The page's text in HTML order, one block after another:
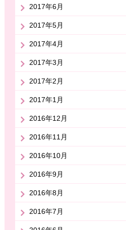
2017年6月
2017年5月
2017年4月
2017年3月
2017年2月
2017年1月
2016年12月
2016年11月
2016年10月
2016年9月
2016年8月
2016年7月